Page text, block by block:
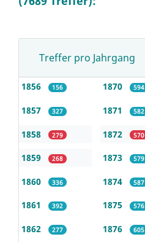
Treffer pro Jahrgang
1856 156
1857 327
1858 279
1859 268
1860 336
1861 392
1862 277
1870 594
1871 582
1872 570
1873 579
1874 587
1875 576
1876 605